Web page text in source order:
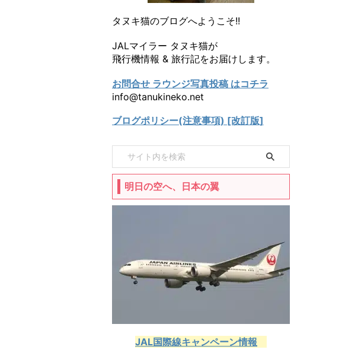
タヌキ猫のブログへようこそ!!
JALマイラー タヌキ猫が
飛行機情報 & 旅行記をお届けします。
お問合せ ラウンジ写真投稿 はコチラ
info@tanukineko.net
ブログポリシー(注意事項) [改訂版]
明日の空へ、日本の翼
JAL国際線キャンペーン情報